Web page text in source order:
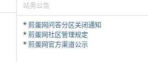
站务公告
*煎蛋网问答分区关闭通知
*煎蛋网社区管理规定
*煎蛋网官方渠道公示